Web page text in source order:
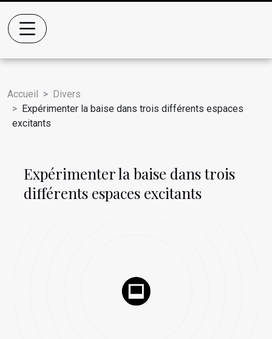
Accueil
Divers
Expérimenter la baise dans trois différents espaces
excitants
Expérimenter la baise dans trois
différents espaces excitants